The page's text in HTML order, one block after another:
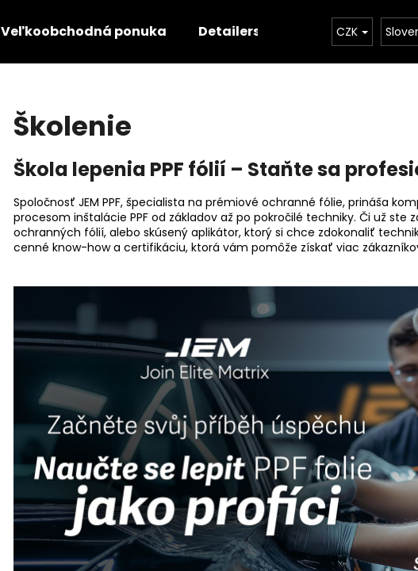
Veľkoobchodná ponuka Detailerská ponuka CZK
Školenie
Škola lepenia PPF fólií – Staňte sa
Spoločnosť JEM PPF, špecialista na prémiové ochranné fólie, prináša
procesom inštalácie PPF od základov až po pokročilé techniky. Či už
ochranných fólií, alebo skúsený aplikátor, ktorý si chce zdokonaliť
cenné know-how a certifikáciu, ktorá vám pomôže získať viac
Odporúčame